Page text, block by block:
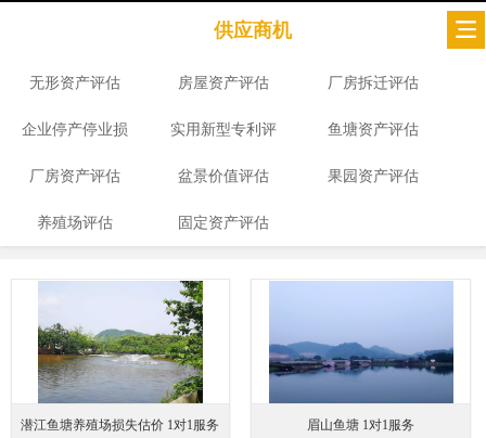
供应商机
无形资产评估 房屋资产评估 厂房拆迁评估
企业停产停业损
失评估
实用新型专利评
估
鱼塘资产评估
厂房资产评估 盆景价值评估 果园资产评估
养殖场评估 固定资产评估
潜江鱼塘养殖场损失估价 1对1服务 眉山鱼塘 1对1服务